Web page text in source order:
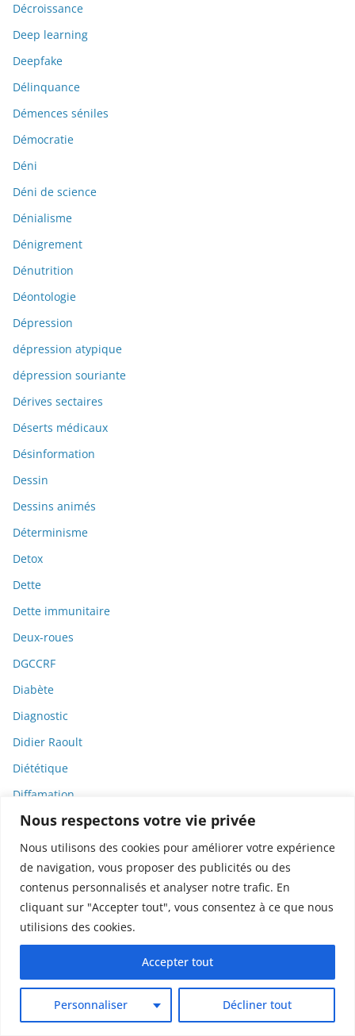
Nous respectons votre vie privée
Nous utilisons des cookies pour améliorer votre expérience
de navigation, vous proposer des publicités ou des
contenus personnalisés et analyser notre trafic. En
cliquant sur "Accepter tout", vous consentez à ce que nous
utilisions des cookies.
Personnaliser Décliner tout
Accepter tout
Décroissance
Deep learning
Deepfake
Délinquance
Démences séniles
Démocratie
Déni
Déni de science
Dénialisme
Dénigrement
Dénutrition
Déontologie
Dépression
dépression atypique
dépression souriante
Dérives sectaires
Déserts médicaux
Désinformation
Dessin
Dessins animés
Déterminisme
Detox
Dette
Dette immunitaire
Deux-roues
DGCCRF
Diabète
Diagnostic
Didier Raoult
Diététique
Diffamation
Dignité
Diplomatie
Dispositifs médicaux
Dlct
Doctolib
DODGE
Donald Trump